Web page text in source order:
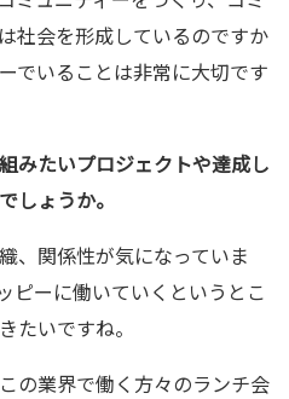
社会を形成しているのですか
でいることは非常に大切です
みたいプロジェクトや達成し
しょうか。
、関係性が気になっていま
ピーに働いていくというとこ
たいですね。
の業界で働く方々のランチ会